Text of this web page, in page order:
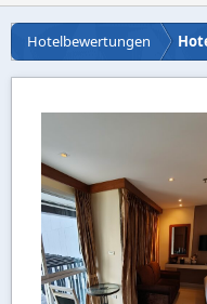
Hotelbewertungen